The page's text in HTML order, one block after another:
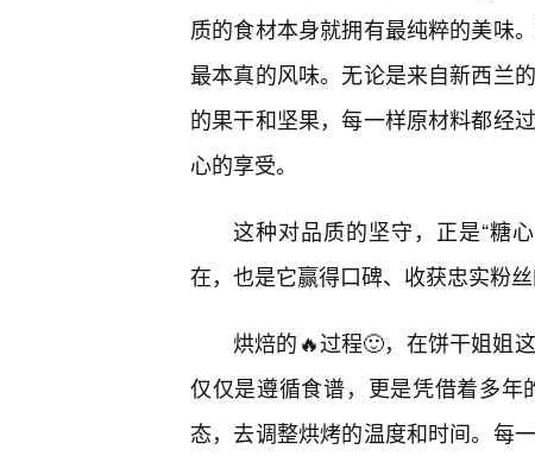
质的食材本身就拥有最纯粹的美味
最本真的风味。无论是来自新西兰
的果干和坚果，每一样原材料都经
心的享受。
这种对品质的坚守，正是“糖
在，也是它赢得口碑、收获忠实粉丝
烘焙的🔥过程🙂，在饼干姐姐
仅仅是遵循食谱，更是凭借着多
态，去调整烘烤的温度和时间。每